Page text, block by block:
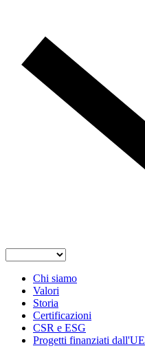
Chi siamo
Valori
Storia
Certificazioni
CSR e ESG
Progetti finanziati dall'UE